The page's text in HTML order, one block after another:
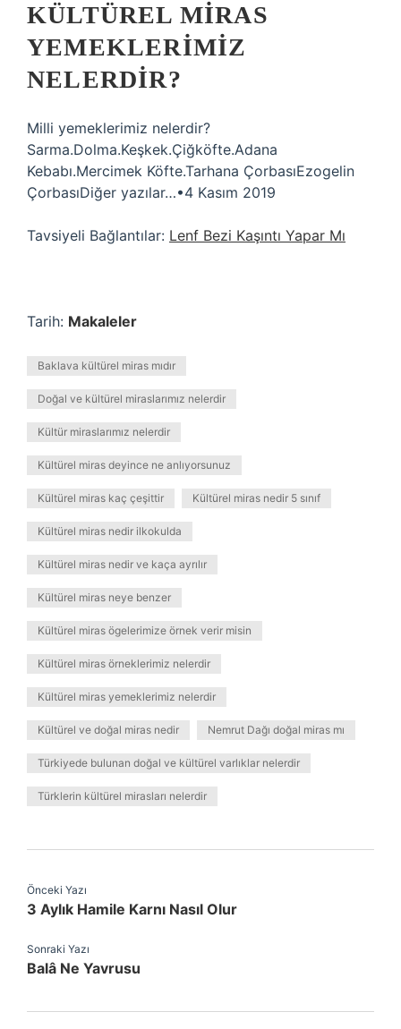
KÜLTÜREL MIRAS
YEMEKLERIMIZ
NELERDIR?
Milli yemeklerimiz nelerdir?
Sarma.Dolma.Keşkek.Çiğköfte.Adana
Kebabı.Mercimek Köfte.Tarhana ÇorbasıEzogelin
ÇorbasıDiğer yazılar…•4 Kasım 2019
Tavsiyeli Bağlantılar: Lenf Bezi Kaşıntı Yapar Mı
Tarih: Makaleler
Baklava kültürel miras mıdır
Doğal ve kültürel miraslarımız nelerdir
Kültür miraslarımız nelerdir
Kültürel miras deyince ne anlıyorsunuz
Kültürel miras kaç çeşittir Kültürel miras nedir 5 sınıf
Kültürel miras nedir ilkokulda
Kültürel miras nedir ve kaça ayrılır
Kültürel miras neye benzer
Kültürel miras ögelerimize örnek verir misin
Kültürel miras örneklerimiz nelerdir
Kültürel miras yemeklerimiz nelerdir
Kültürel ve doğal miras nedir Nemrut Dağı doğal miras mı
Türkiyede bulunan doğal ve kültürel varlıklar nelerdir
Türklerin kültürel mirasları nelerdir
Önceki Yazı
3 Aylık Hamile Karnı Nasıl Olur
Sonraki Yazı
Balâ Ne Yavrusu